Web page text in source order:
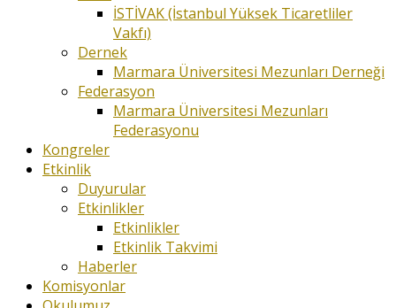
İSTİVAK (İstanbul Yüksek Ticaretliler
Vakfı)
Dernek
Marmara Üniversitesi Mezunları Derneği
Federasyon
Marmara Üniversitesi Mezunları
Federasyonu
Kongreler
Etkinlik
Duyurular
Etkinlikler
Etkinlikler
Etkinlik Takvimi
Haberler
Komisyonlar